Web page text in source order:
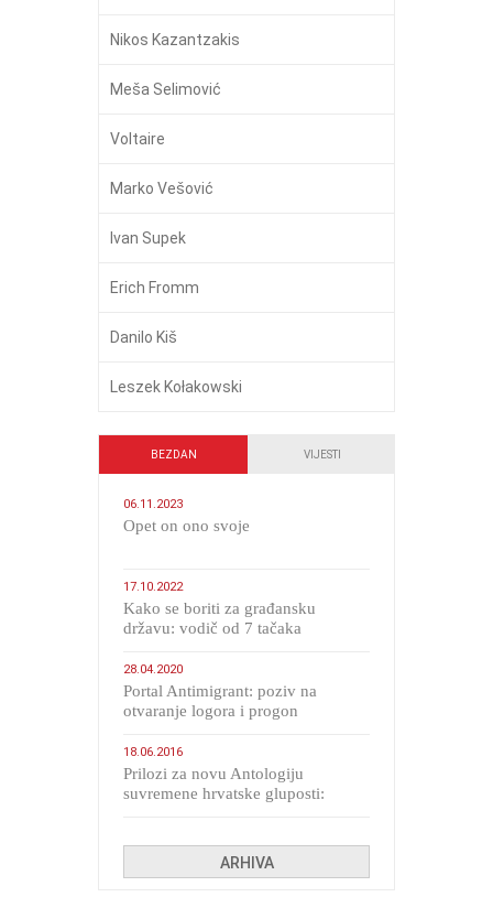
Nikos Kazantzakis
Meša Selimović
Voltaire
Marko Vešović
Ivan Supek
Erich Fromm
Danilo Kiš
Leszek Kołakowski
BEZDAN VIJESTI
06.11.2023
​Opet on ono svoje
17.10.2022
Kako se boriti za građansku
državu: vodič od 7 tačaka
28.04.2020
Portal Antimigrant: poziv na
otvaranje logora i progon
18.06.2016
Prilozi za novu Antologiju
suvremene hrvatske gluposti:
ARHIVA